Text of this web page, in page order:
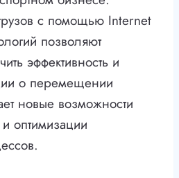
с помощью Internet
позволяют
эффективность и
о перемещении
новые возможности
оптимизации